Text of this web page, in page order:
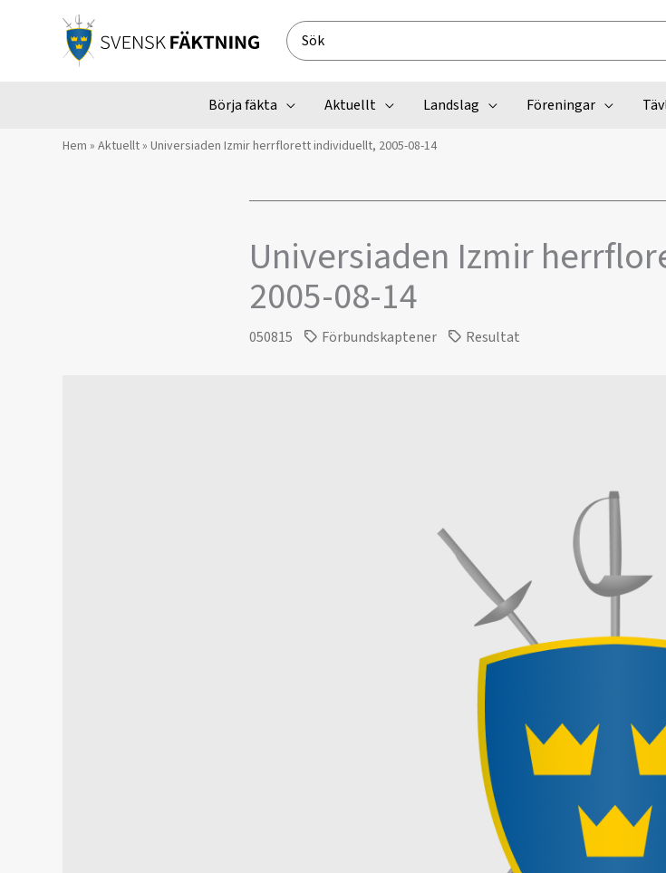
Search
for:
Börja fäkta Aktuellt Landslag Föreningar
Hem » Aktuellt» Universiaden Izmir herrflorett individuellt, 2005-08-14
Universiaden Izmir
2005-08-14
050815 Förbundskaptener Resultat